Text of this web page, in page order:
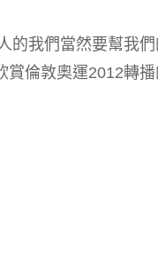
的我們當然要幫我
賞倫敦奧運2012轉